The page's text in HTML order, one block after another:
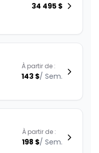
34 495 $
À partir de :
143 $/ Sem.
À partir de :
198 $/ Sem.